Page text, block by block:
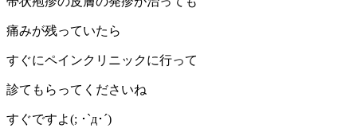
痛みが残っていたら
すぐにペインクリニックに行って
診てもらってくださいね
すぐですよ(; ･`д･´)